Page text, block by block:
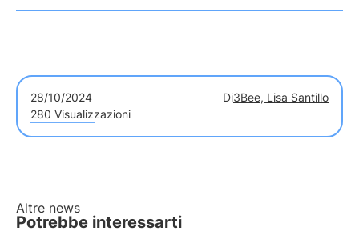
28/10/2024 Di3Bee, Lisa Santillo
280 Visualizzazioni
Altre news
Potrebbe interessarti